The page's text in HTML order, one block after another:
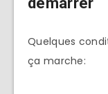
Quelques
ça marche: